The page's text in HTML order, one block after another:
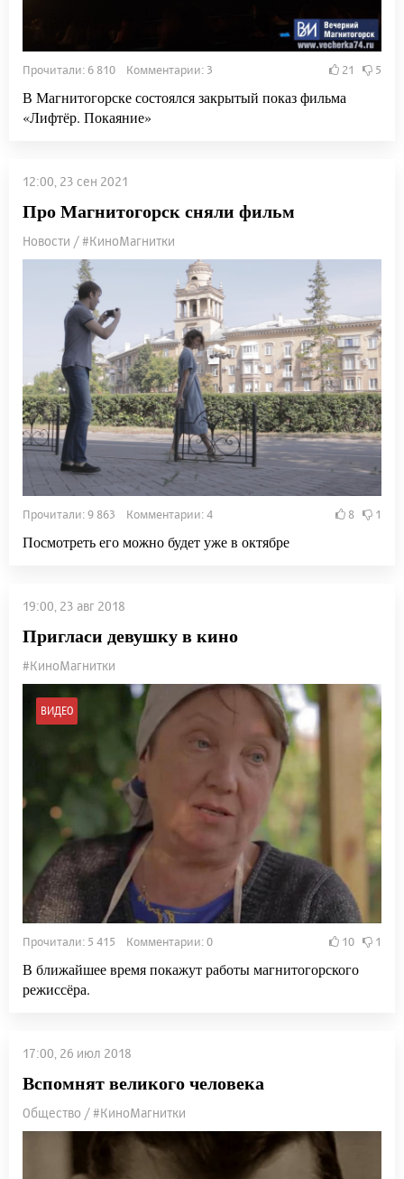
Прочитали: 6 810 Комментарии: 3 21 5
В Магнитогорске состоялся закрытый показ фильма
«Лифтёр. Покаяние»
12:00, 23 сен 2021
Про Магнитогорск сняли фильм
Новости / #КиноМагнитки
Прочитали: 9 863 Комментарии: 4 8 1
Посмотреть его можно будет уже в октябре
19:00, 23 авг 2018
Пригласи девушку в кино
#КиноМагнитки
ВИДЕО
Прочитали: 5 415 Комментарии: 0 10 1
В ближайшее время покажут работы магнитогорского
режиссёра.
17:00, 26 июл 2018
Вспомнят великого человека
Общество / #КиноМагнитки